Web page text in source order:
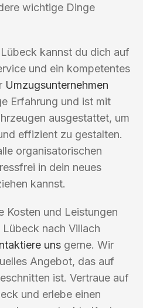
wichtige Dinge
kannst du dich auf
und ein kompetentes
Umzugsunternehmen
Erfahrung und ist mit
ausgestattet, um
effizient zu gestalten.
organisatorischen
in dein neues
kannst.
Kosten und Leistungen
nach Villach
uns gerne. Wir
Angebot, das auf
ist. Vertraue auf
und erlebe einen